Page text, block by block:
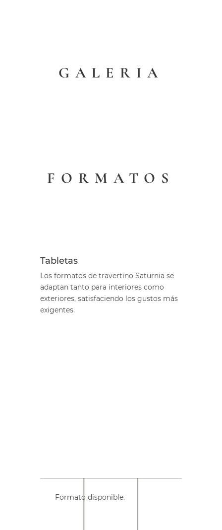
GALERIA
FORMATOS
Tabletas
Los formatos de travertino Saturnia se
adaptan tanto para interiores como
exteriores, satisfaciendo los gustos más
exigentes.
Formato disponible.